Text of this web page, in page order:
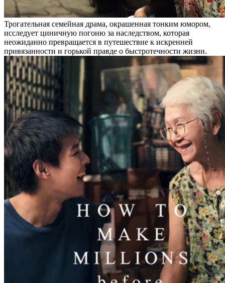
Трогательная семейная драма, окрашенная тонким юмором,
исследует циничную погоню за наследством, которая
неожиданно превращается в путешествие к искренней
привязанности и горькой правде о быстротечности жизни.